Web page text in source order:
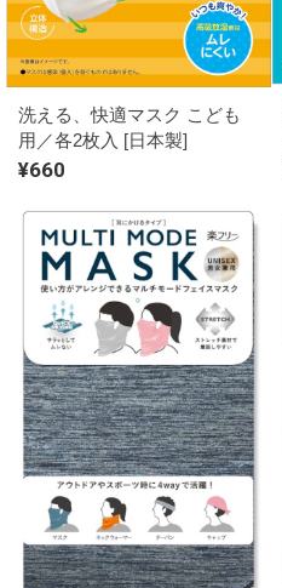
洗える、快適マスク こども
用／各2枚入 [日本製]
¥660